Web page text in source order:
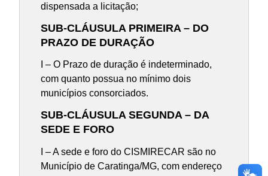
dispensada a licitação;
SUB-CLÁUSULA PRIMEIRA – DO
PRAZO DE DURAÇÃO
I – O Prazo de duração é indeterminado,
com quanto possua no mínimo dois
municípios consorciados.
SUB-CLÁUSULA SEGUNDA – DA
SEDE E FORO
I – A sede e foro do CISMIRECAR são no
Município de Caratinga/MG, com endereço